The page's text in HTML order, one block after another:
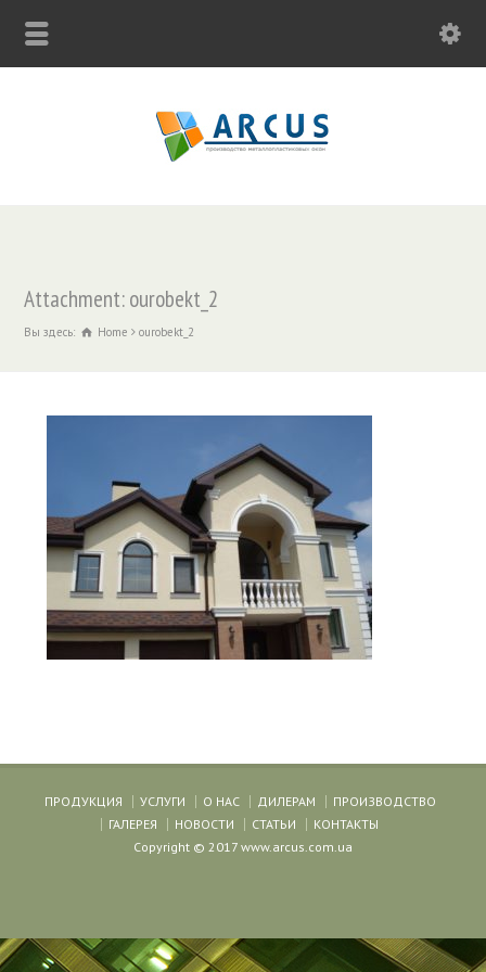
Attachment: ourobekt_2
Вы здесь: Home ourobekt_2
ПРОДУКЦИЯ УСЛУГИ О НАС ДИЛЕРАМ
ПРОИЗВОДСТВО
ГАЛЕРЕЯ
НОВОСТИ СТАТЬИ
КОНТАКТЫ
Copyright © 2017 www.arcus.com.ua